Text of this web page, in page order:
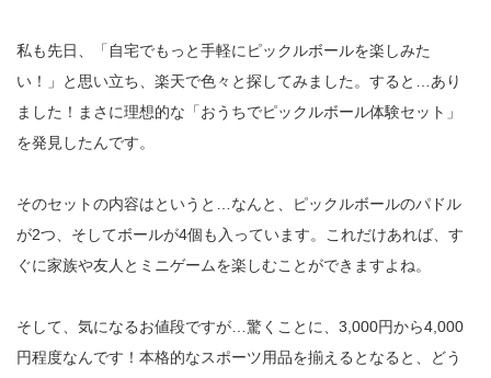
私も先日、「自宅でもっと手軽にピックルボールを楽しみた
い！」と思い立ち、楽天で色々と探してみました。すると…あり
ました！まさに理想的な「おうちでピックルボール体験セット」
を発見したんです。
そのセットの内容はというと…なんと、ピックルボールのパドル
が2つ、そしてボールが4個も入っています。これだけあれば、す
ぐに家族や友人とミニゲームを楽しむことができますよね。
そして、気になるお値段ですが…驚くことに、3,000円から4,000
円程度なんです！本格的なスポーツ用品を揃えるとなると、どう